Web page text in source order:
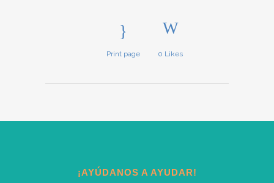
Print page 0 Likes
¡AYÚDANOS A AYUDAR!